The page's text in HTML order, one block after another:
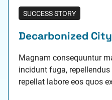
SUCCESS STORY
Decarbonized City
Magnam consequuntur
incidunt fuga,
repellat labore eos quos